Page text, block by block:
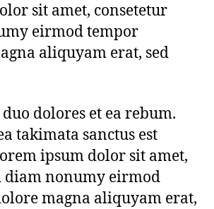
sit amet, consetetur
eirmod tempor
aliquyam erat, sed
dolores et ea rebum.
takimata sanctus est
ipsum dolor sit amet,
diam nonumy eirmod
magna aliquyam erat,